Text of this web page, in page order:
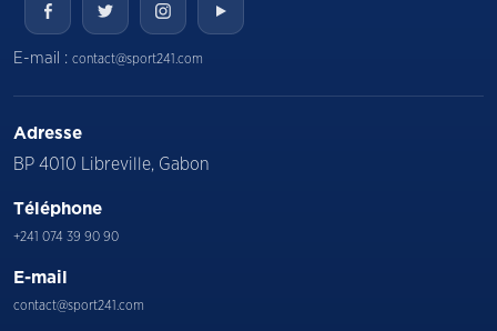
E-mail : contact@sport241.com
Adresse
BP 4010 Libreville, Gabon
Téléphone
+241 074 39 90 90
E-mail
contact@sport241.com